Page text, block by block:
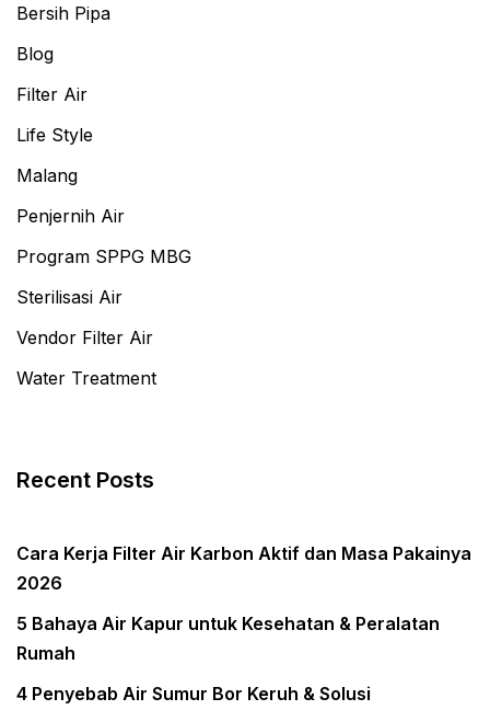
Bersih Pipa
Blog
Filter Air
Life Style
Malang
Penjernih Air
Program SPPG MBG
Sterilisasi Air
Vendor Filter Air
Water Treatment
Recent Posts
Cara Kerja Filter Air Karbon Aktif dan Masa Pakainya
2026
5 Bahaya Air Kapur untuk Kesehatan & Peralatan
Rumah
4 Penyebab Air Sumur Bor Keruh & Solusi